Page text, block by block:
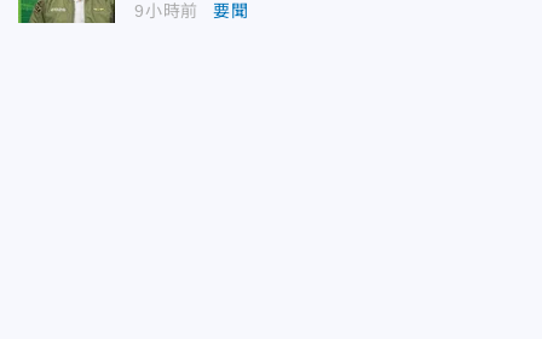
9小時前 要聞